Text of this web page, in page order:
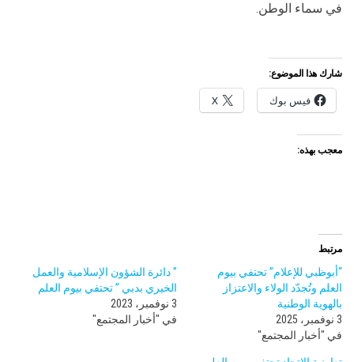
في سماء الوطن.
شارك هذا الموضوع:
فيس بوك X
معجب بهذه:
مرتبط
“أبوظبي للإعلام” تحتفي بيوم
العلم وتُجدّد الولاء والاعتزاز
بالهوية الوطنية
3 نوفمبر، 2025
في "أخبار المجتمع"
” دائرة الشؤون الإسلامية والعمل
الخيري بدبي ” تحتفي بيوم العلم
3 نوفمبر، 2023
في "أخبار المجتمع"